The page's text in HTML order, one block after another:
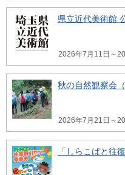
県立近代美術館
2026年7月11日～
秋の自然観察会
2026年7月21日～
「しらこばと往